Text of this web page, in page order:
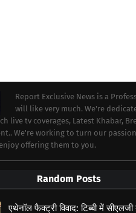
Report Exclusive News is a
will like very much. We're
live tv coverages, Latest Khabar,
We're working to turn our
offering them to you.
Random Posts
एथेनॉल फैक्ट्री विवाद: टिब्बी में